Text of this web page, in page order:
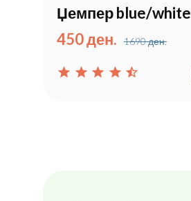
Џемпер blue/white
450 ден.
1690 ден.
star star star star star_half